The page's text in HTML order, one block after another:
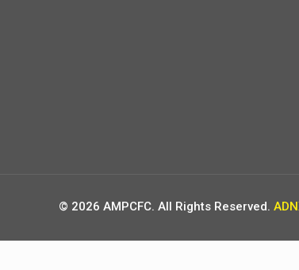
© 2026 AMPCFC. All Rights Reserved.